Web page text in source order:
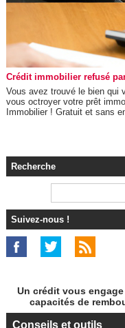
Crédit immobilier refusé
Vous avez trouvé le bien qui
vous octroyer votre prêt
Immobilier ! Gratuit et sans
Recherche
Suivez-nous !
Un crédit vous
capacités de
Conseils et outils